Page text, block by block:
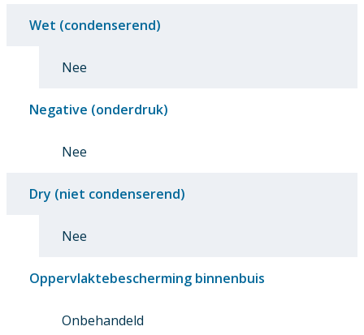
Wet (condenserend)
Nee
Negative (onderdruk)
Nee
Dry (niet condenserend)
Nee
Oppervlaktebescherming binnenbuis
Onbehandeld